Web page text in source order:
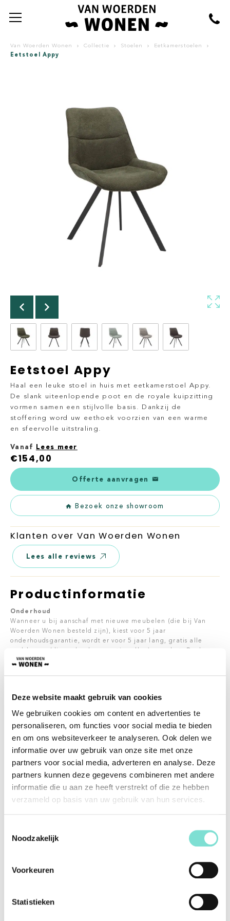
Deze website maakt gebruik van cookies
We gebruiken cookies om content en advertenties te
personaliseren, om functies voor social media te bieden
en om ons websiteverkeer te analyseren. Ook delen we
informatie over uw gebruik van onze site met onze
partners voor social media, adverteren en analyse. Deze
partners kunnen deze gegevens combineren met andere
informatie die u aan ze heeft verstrekt of die ze hebben
verzameld op basis van uw gebruik van hun services.
Noodzakelijk
Voorkeuren
Statistieken
Van Woerden Wonen Collectie Stoelen Eetkamerstoelen
Eetstoel Appy
Eetstoel Appy
Haal een leuke stoel in huis met eetkamerstoel Appy.
De slank uiteenlopende poot en de royale kuipzitting
vormen samen een stijlvolle basis. Dankzij de
stoffering word uw eethoek voorzien van een warme
en sfeervolle uitstraling.
Vanaf Lees meer
€154,00
Offerte aanvragen
Bezoek onze showroom
Klanten over Van Woerden Wonen
Lees alle reviews
Productinformatie
Onderhoud
Wanneer u bij aanschaf met nieuwe meubelen (die bij Van
Woerden Wonen besteld zijn), kiest voor 5 jaar
onderhoudsgarantie, wordt er voor 5 jaar lang, gratis alle
problemen (die onder de garantie vallen) opgelost. Denk
hierbij aan vlekverwijdering, verhelpen van kraakgeluiden en
voordat deze bij u geleverd worden. Dit product valt niet los
te kopen.
Specificaties
Vorm Rond
Antraciet
Afmetingen (Lengte x
Afwerking
Alternatieve producten